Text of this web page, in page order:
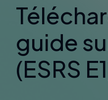
guide
(ESRS